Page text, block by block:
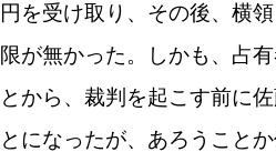
円を受け取り、その後、横
限が無かった。しかも、占
とから、裁判を起こす前に
とになったが、あろうこと